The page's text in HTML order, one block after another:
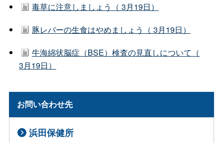
毒草に注意しましょう（ 3月19日）
豚レバーの生食はやめましょう（ 3月19日）
牛海綿状脳症（BSE）検査の見直しについて（
3月19日）
お問い合わせ先
浜田保健所